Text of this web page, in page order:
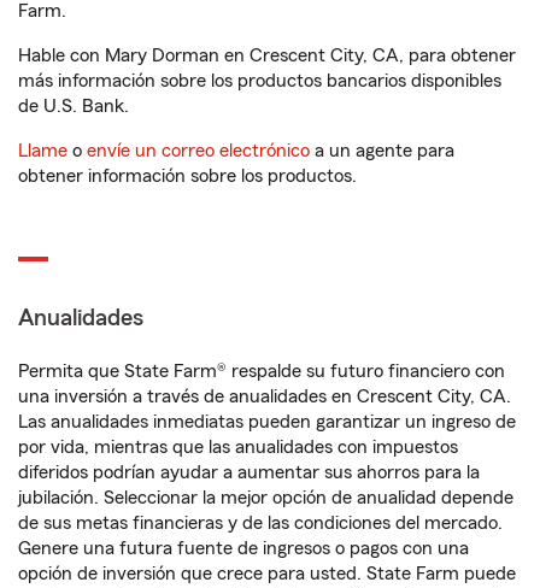
Farm.
Hable con Mary Dorman en Crescent City, CA, para obtener
más información sobre los productos bancarios disponibles
de U.S. Bank.
Llame o envíe un correo electrónico a un agente para
obtener información sobre los productos.
Anualidades
Permita que State Farm® respalde su futuro financiero con
una inversión a través de anualidades en Crescent City, CA.
Las anualidades inmediatas pueden garantizar un ingreso de
por vida, mientras que las anualidades con impuestos
diferidos podrían ayudar a aumentar sus ahorros para la
jubilación. Seleccionar la mejor opción de anualidad depende
de sus metas financieras y de las condiciones del mercado.
Genere una futura fuente de ingresos o pagos con una
opción de inversión que crece para usted. State Farm puede